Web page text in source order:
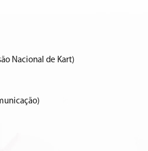
Nacional de Kart)